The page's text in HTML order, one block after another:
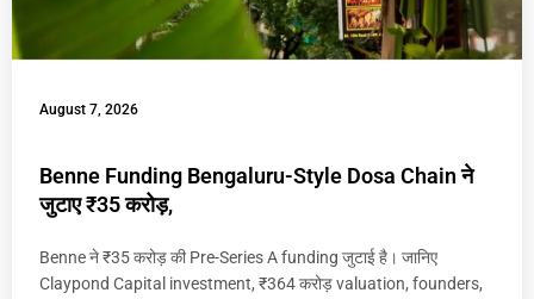
August 7, 2026
Benne Funding Bengaluru-Style Dosa Chain ने
जुटाए ₹35 करोड़,
Benne ने ₹35 करोड़ की Pre-Series A funding जुटाई है। जानिए
Claypond Capital investment, ₹364 करोड़ valuation, founders,